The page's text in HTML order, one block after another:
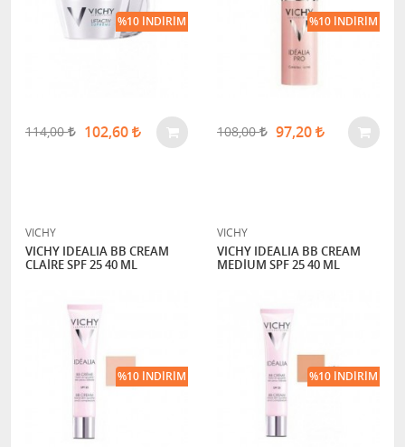
114,00 102,60
%10 İNDIRIM
108,00 97,20
%10 İNDIRIM
VICHY
VICHY IDEALIA BB CREAM
CLAİRE SPF 25 40 ML
%10 İNDIRIM
VICHY
VICHY IDEALIA BB CREAM
MEDİUM SPF 25 40 ML
%10 İNDIRIM